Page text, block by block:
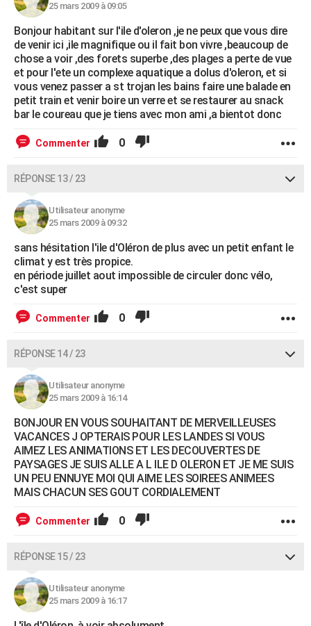
25 mars 2009 à 09:05
Bonjour habitant sur l'ile d'oleron ,je ne peux que vous dire
de venir ici ,ile magnifique ou il fait bon vivre ,beaucoup de
chose a voir ,des forets superbe ,des plages a perte de vue
et pour l'ete un complexe aquatique a dolus d'oleron, et si
vous venez passer a st trojan les bains faire une balade en
petit train et venir boire un verre et se restaurer au snack
bar le coureau que je tiens avec mon ami ,a bientot donc
Commenter 0
RÉPONSE 13 / 23
Utilisateur anonyme
25 mars 2009 à 09:32
sans hésitation l'ile d'Oléron de plus avec un petit enfant le
climat y est très propice.
en période juillet aout impossible de circuler donc vélo,
c'est super
Commenter 0
RÉPONSE 14 / 23
Utilisateur anonyme
25 mars 2009 à 16:14
BONJOUR EN VOUS SOUHAITANT DE MERVEILLEUSES
VACANCES J OPTERAIS POUR LES LANDES SI VOUS
AIMEZ LES ANIMATIONS ET LES DECOUVERTES DE
PAYSAGES JE SUIS ALLE A L ILE D OLERON ET JE ME SUIS
UN PEU ENNUYE MOI QUI AIME LES SOIREES ANIMEES
MAIS CHACUN SES GOUT CORDIALEMENT
Commenter 0
RÉPONSE 15 / 23
Utilisateur anonyme
25 mars 2009 à 16:17